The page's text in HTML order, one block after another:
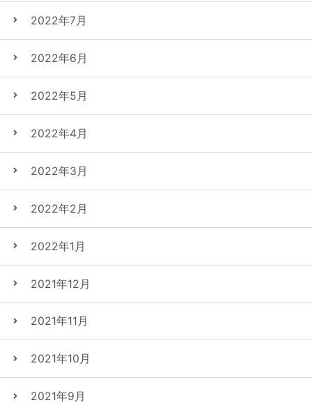
2022年7月
2022年6月
2022年5月
2022年4月
2022年3月
2022年2月
2022年1月
2021年12月
2021年11月
2021年10月
2021年9月